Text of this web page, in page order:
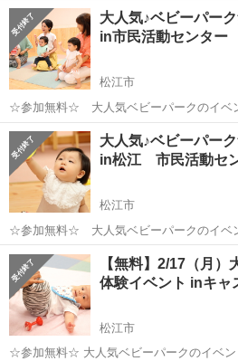
大人気♪ベビーパー
in市民活動センタ
松江市
☆参加無料☆ 大人気ベビーパークのイベ
よ♪ 《親子教室ベビーパーク親子体験イベント開催
わいいのに、どうして怒っちゃうんだろう
にもネタがすぐ尽きてし...
島根 松江市 育児 ベビー
大人気♪ベビーパー
in松江 市民活動セ
松江市
☆参加無料☆ 大人気ベビーパークのイベ
よ♪ 《親子教室ベビーパーク親子体験イベント開催
わいいのに、どうして怒っちゃうんだろう?」 「赤ちゃんと日
にもネタがすぐ尽きて...
島根 松江市 育児
【無料】2/17（月）
体験イベント inキ
松江市
☆参加無料☆ 大人気ベビーパークのイベン